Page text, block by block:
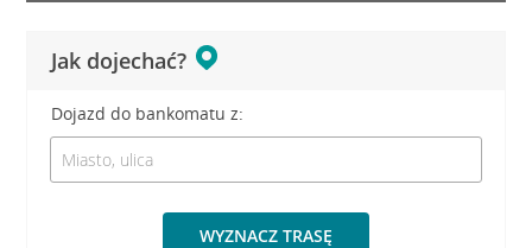
Jak dojechać?
Dojazd do bankomatu z:
WYZNACZ TRASĘ